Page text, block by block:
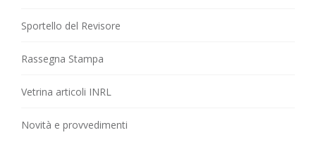
Sportello del Revisore
Rassegna Stampa
Vetrina articoli INRL
Novità e provvedimenti